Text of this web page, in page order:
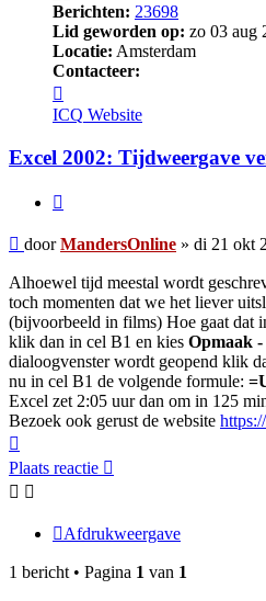
Berichten: 23698
Lid geworden op: zo 03 aug
Locatie: Amsterdam
Contacteer:
MandersOnline
ICQ Website
Excel 2002: Tijdweergave
Bericht
doorMandersOnline » di 21 okt
Alhoewel tijd meestal wordt
toch momenten dat we het liever
(bijvoorbeeld in films) Hoe gaat dat
klik dan in cel B1 en kies Opmaak -
dialoogvenster wordt geopend klik
nu in cel B1 de volgende formule:
Excel zet 2:05 uur dan om in 125
Bezoek ook gerust de website
Plaats reactie
Afdrukweergave
1 bericht • Pagina 1 van 1